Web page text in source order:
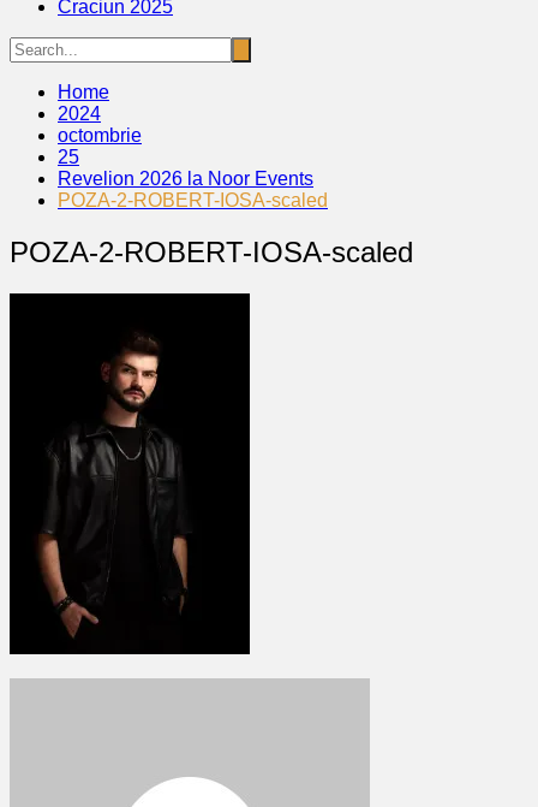
Craciun 2025
Home
2024
octombrie
25
Revelion 2026 la Noor Events
POZA-2-ROBERT-IOSA-scaled
POZA-2-ROBERT-IOSA-scaled